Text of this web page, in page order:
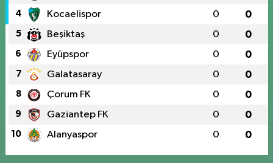
4 Kocaelispor 0 0
5 Beşiktaş 0 0
6 Eyüpspor 0 0
7 Galatasaray 0 0
8 Çorum FK 0 0
9 Gaziantep FK 0 0
10 Alanyaspor 0 0